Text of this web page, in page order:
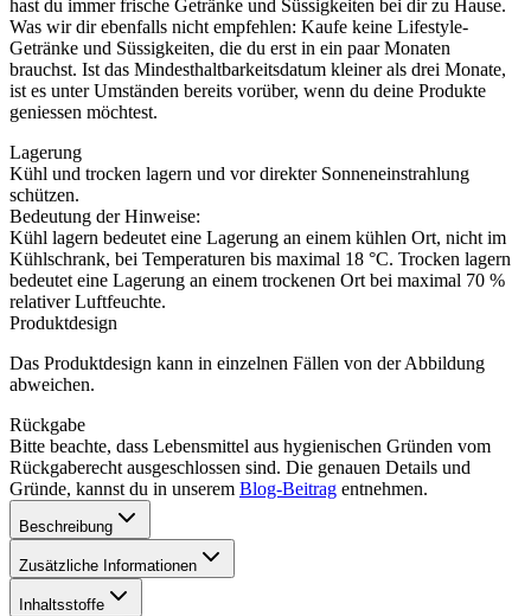
hast du immer frische Getränke und Süssigkeiten bei dir zu Hause.
Was wir dir ebenfalls nicht empfehlen: Kaufe keine Lifestyle-
Getränke und Süssigkeiten, die du erst in ein paar Monaten
brauchst. Ist das Mindesthaltbarkeitsdatum kleiner als drei Monate,
ist es unter Umständen bereits vorüber, wenn du deine Produkte
geniessen möchtest.
Lagerung
Kühl und trocken lagern und vor direkter Sonneneinstrahlung
schützen.
Bedeutung der Hinweise:
Kühl lagern bedeutet eine Lagerung an einem kühlen Ort, nicht im
Kühlschrank, bei Temperaturen bis maximal 18 °C. Trocken lagern
bedeutet eine Lagerung an einem trockenen Ort bei maximal 70 %
relativer Luftfeuchte.
Produktdesign
Das Produktdesign kann in einzelnen Fällen von der Abbildung
abweichen.
Rückgabe
Bitte beachte, dass Lebensmittel aus hygienischen Gründen vom
Rückgaberecht ausgeschlossen sind. Die genauen Details und
Gründe, kannst du in unserem Blog-Beitrag entnehmen.
Beschreibung
Zusätzliche Informationen
Inhaltsstoffe